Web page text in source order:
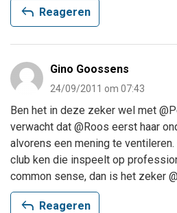
reply Reageren
Gino Goossens
24/09/2011 om 07:43
Ben het in deze zeker wel met
verwacht dat @Roos eerst haar
alvorens een mening te
club ken die inspeelt op
common sense, dan is het zeker
reply Reageren